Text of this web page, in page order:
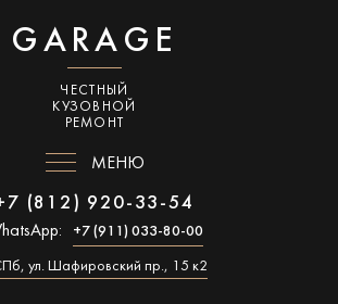
GARAGE
ЧЕСТНЫЙ
КУЗОВНОЙ
РЕМОНТ
МЕНЮ
(812) 920-33-54
+7 (911) 033-80-00
ул. Шафировский пр., 15 к2